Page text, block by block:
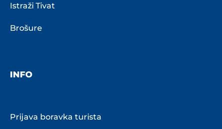
Istraži Tivat
Brošure
INFO
Prijava boravka turista